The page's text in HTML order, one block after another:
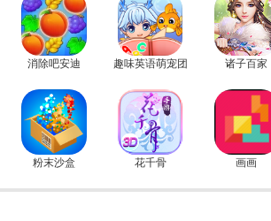
消除吧安迪 趣味英语萌宠团 诸子百家
粉末沙盒 花千骨 画画